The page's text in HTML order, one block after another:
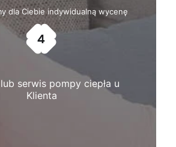
dla Ciebie indywidualną wycenę
serwis pompy ciepła u
Klienta